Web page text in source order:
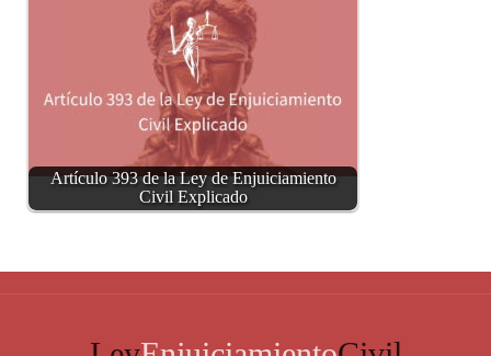
Artículo 393 de la Ley de Enjuiciamiento
Civil Explicado